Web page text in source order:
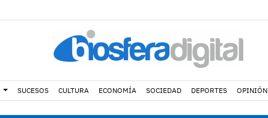
SUCESOS CULTURA ECONOMÍA SOCIEDAD DEPORTES OPINIÓN